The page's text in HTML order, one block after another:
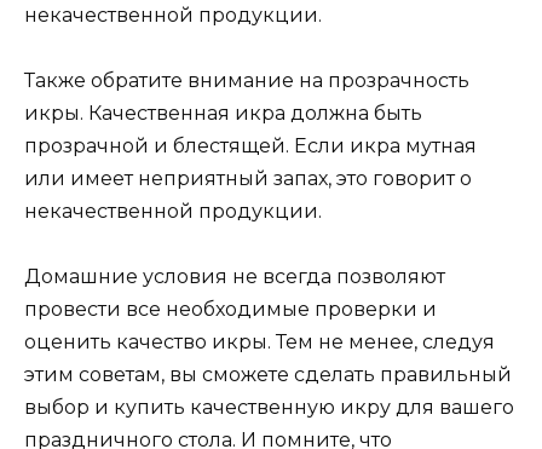
некачественной продукции.
Также обратите внимание на прозрачность
икры. Качественная икра должна быть
прозрачной и блестящей. Если икра мутная
или имеет неприятный запах, это говорит о
некачественной продукции.
Домашние условия не всегда позволяют
провести все необходимые проверки и
оценить качество икры. Тем не менее, следуя
этим советам, вы сможете сделать правильный
выбор и купить качественную икру для вашего
праздничного стола. И помните, что